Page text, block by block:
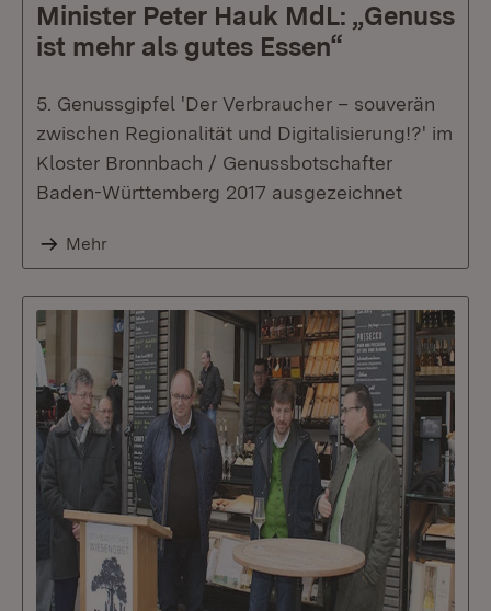
Minister Peter Hauk MdL: „Genuss
ist mehr als gutes Essen“
5. Genussgipfel 'Der Verbraucher – souverän
zwischen Regionalität und Digitalisierung!?' im
Kloster Bronnbach / Genussbotschafter
Baden-Württemberg 2017 ausgezeichnet
Mehr